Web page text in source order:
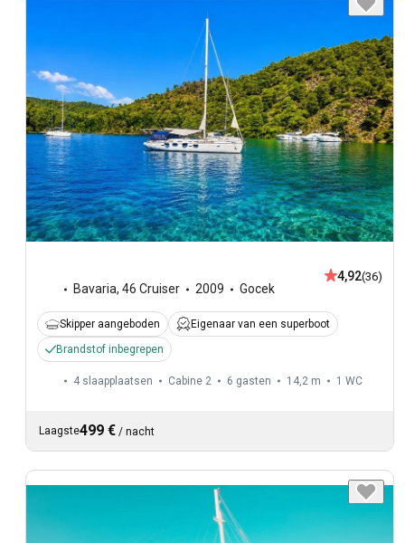
Bavaria, 46 Cruiser 2009 Gocek
4,92(36)
Skipper aangeboden
Eigenaar van een superboot
Brandstof inbegrepen
4 slaapplaatsen Cabine 2 6 gasten 14,2 m 1 WC
Laagste499 € / nacht